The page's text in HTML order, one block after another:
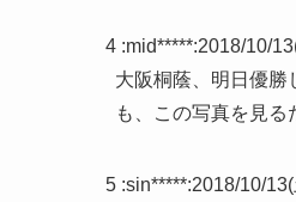
4 :mid*****:2018/10/
大阪桐蔭、明日優勝
も、この写真を見る
5 :sin*****:2018/10/